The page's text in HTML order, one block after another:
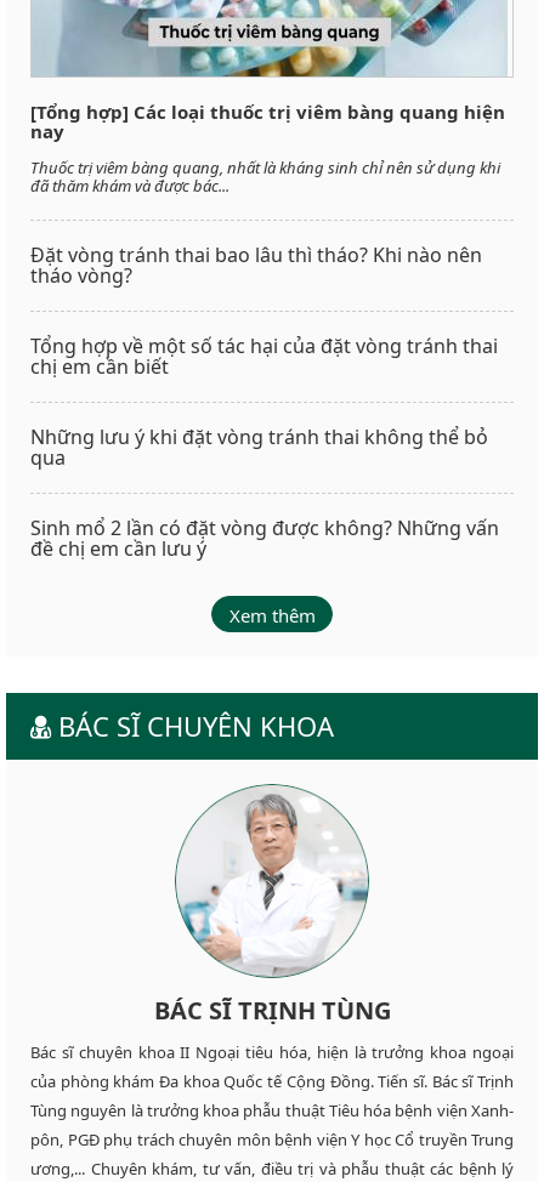
[Tổng hợp] Các loại thuốc trị viêm bàng quang hiện
nay
Thuốc trị viêm bàng quang, nhất là kháng sinh chỉ nên sử dụng khi
đã thăm khám và được bác...
Đặt vòng tránh thai bao lâu thì tháo? Khi nào nên
tháo vòng?
Tổng hợp về một số tác hại của đặt vòng tránh thai
chị em cần biết
Những lưu ý khi đặt vòng tránh thai không thể bỏ
qua
Sinh mổ 2 lần có đặt vòng được không? Những vấn
đề chị em cần lưu ý
Xem thêm
BÁC SĨ CHUYÊN KHOA
BÁC SĨ TRỊNH TÙNG
Bác sĩ chuyên khoa II Ngoại tiêu hóa, hiện là trưởng khoa ngoại
của phòng khám Đa khoa Quốc tế Cộng Đồng. Tiến sĩ. Bác sĩ Trịnh
Tùng nguyên là trưởng khoa phẫu thuật Tiêu hóa bệnh viện Xanh-
pôn, PGĐ phụ trách chuyên môn bệnh viện Y học Cổ truyền Trung
ương,... Chuyên khám, tư vấn, điều trị và phẫu thuật các bệnh lý